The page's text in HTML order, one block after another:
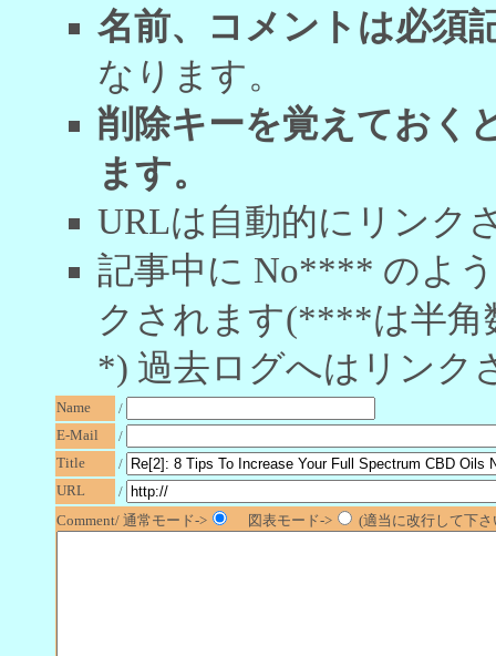
名前、コメントは必須
なります。
削除キーを覚えておく
ます。
URLは自動的にリンク
記事中に No**** のよ
クされます(****は半角
*) 過去ログへはリンク
Name
/
E-Mail
/
Title
/
URL
/
Comment/ 通常モード->
図表モード-> (適当に改行して下